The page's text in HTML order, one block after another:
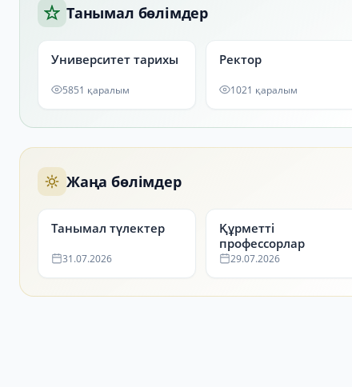
Танымал бөлімдер
Университет тарихы
5851 қаралым
Ректор
1021 қаралым
Жаңа бөлімдер
Танымал түлектер
31.07.2026
Құрметті
профессорлар
29.07.2026